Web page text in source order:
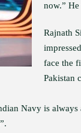
now.”
Rajnath
face the
Pakistan
Navy is